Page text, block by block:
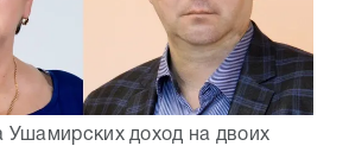
Ушамирских доход на двоих